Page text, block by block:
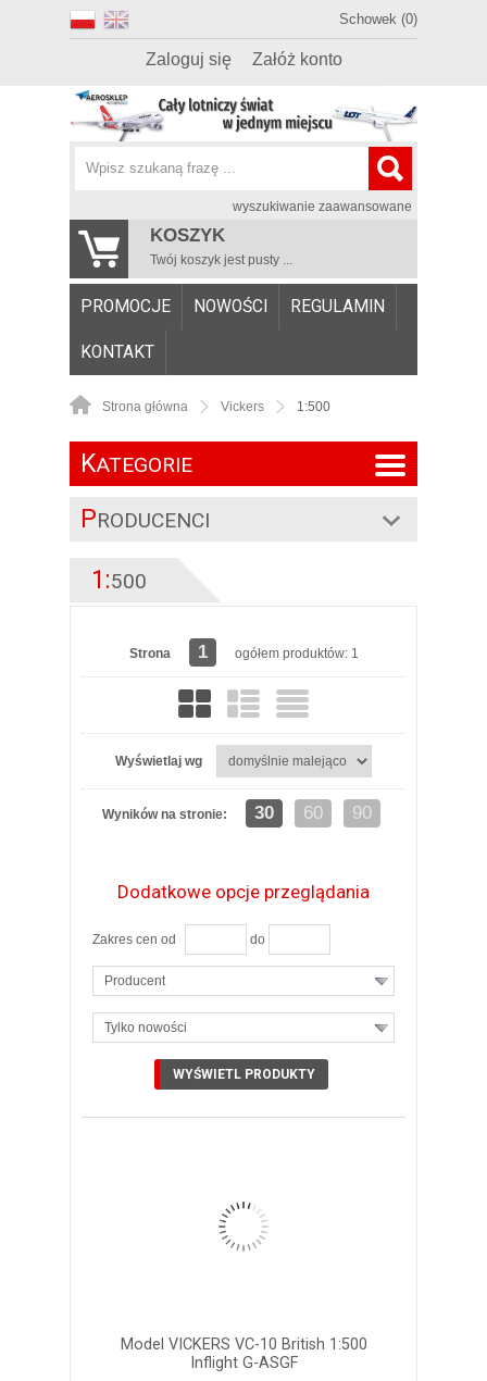
Schowek (0)
Zaloguj się Załóż konto
wyszukiwanie zaawansowane
KOSZYK
Twój koszyk jest pusty ...
PROMOCJE NOWOŚCI REGULAMIN
KONTAKT
Strona główna Vickers 1:500
KATEGORIE
PRODUCENCI
1:500
Strona 1 ogółem produktów: 1
Wyświetlaj wg
Wyników na stronie: 30 60 90
Dodatkowe opcje przeglądania
Zakres cen od do
Producent
Tylko nowości
ZOBACZ SZCZEGÓŁY
Model VICKERS VC-10 British 1:500
Inflight G-ASGF